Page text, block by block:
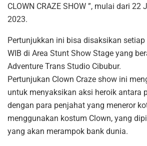
CLOWN CRAZE SHOW ”, mulai dari
2023.
Pertunjukkan ini bisa disaksikan
WIB di Area Stunt Show Stage yang
Adventure Trans Studio Cibubur.
Pertunjukan Clown Craze show ini
untuk menyaksikan aksi heroik antara
dengan para penjahat yang meneror
menggunakan kostum Clown, yang
yang akan merampok bank dunia.